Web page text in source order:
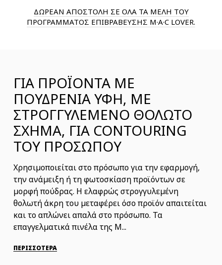
ΔΩΡΕΑΝ ΑΠΟΣΤΟΛΗ ΣΕ ΟΛΑ ΤΑ ΜΕΛΗ ΤΟΥ
ΠΡΟΓΡΑΜΜΑΤΟΣ ΕΠΙΒΡΑΒΕΥΣΗΣ M·A·C LOVER.
ΓΙΑ ΠΡΟΪΟΝΤΑ ΜΕ
ΠΟΥΔΡΕΝΙΑ ΥΦΗ, ΜΕ
ΣΤΡΟΓΓΥΛΕΜΕΝΟ ΘΟΛΩΤΟ
ΣΧΗΜΑ, ΓΙΑ CONTOURING
ΤΟΥ ΠΡΟΣΩΠΟΥ
Χρησιμοποιείται στο πρόσωπο για την εφαρμογή,
την ανάμειξη ή τη φωτοσκίαση προϊόντων σε
μορφή πούδρας. Η ελαφρώς στρογγυλεμένη
θολωτή άκρη του μεταφέρει όσο προϊόν απαιτείται
και το απλώνει απαλά στο πρόσωπο. Τα
επαγγελματικά πινέλα της M...
ΠΕΡΙΣΣΟΤΕΡΑ